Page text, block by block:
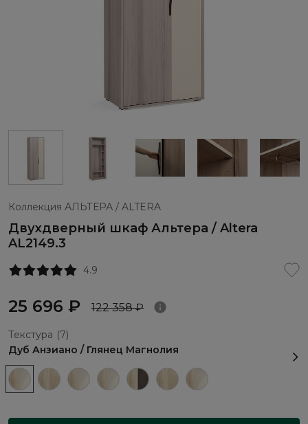
Коллекция АЛЬТЕРА / ALTERA
Двухдверный шкаф Альтера / Altera
AL2149.3
4.9
25 696 ₽ 122 358 ₽
Текстура (7)
Дуб Анзиано / Глянец Магнолия